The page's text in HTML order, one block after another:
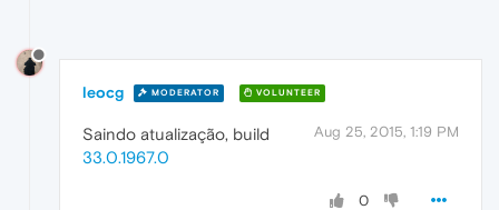
leocg MODERATOR VOLUNTEER
Aug 25, 2015, 1:19 PM
Saindo atualização, build
33.0.1967.0
0